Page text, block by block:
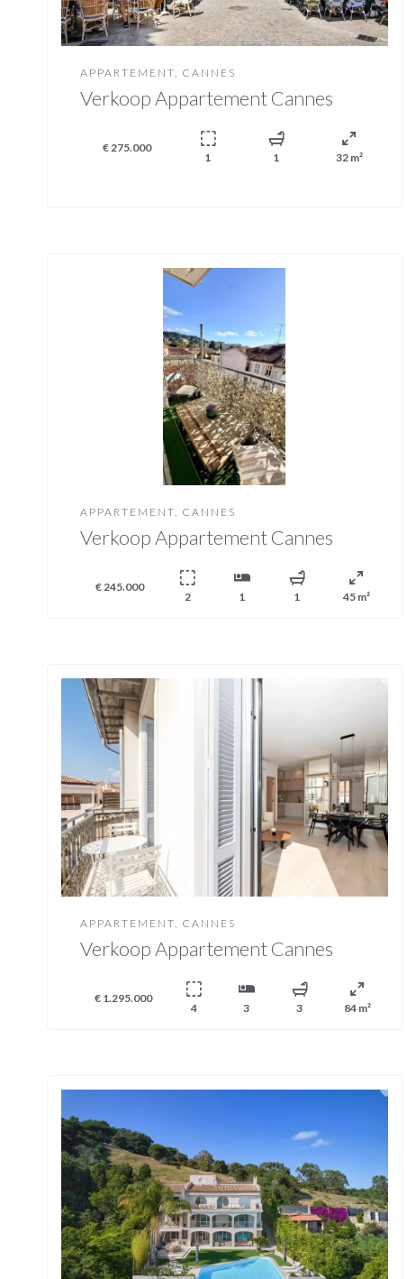
APPARTEMENT, CANNES
Verkoop Appartement Cannes
€ 275.000
1 1 32 m²
APPARTEMENT, CANNES
Verkoop Appartement Cannes
€ 245.000
2 1 1 45 m²
APPARTEMENT, CANNES
Verkoop Appartement Cannes
€ 1.295.000
4 3 3 84 m²